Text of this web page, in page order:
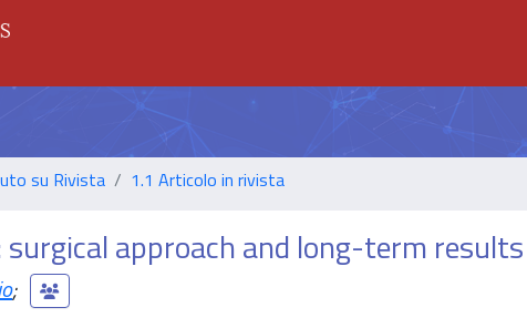
su Rivista 1.1 Articolo in rivista
approach and long-term results
;